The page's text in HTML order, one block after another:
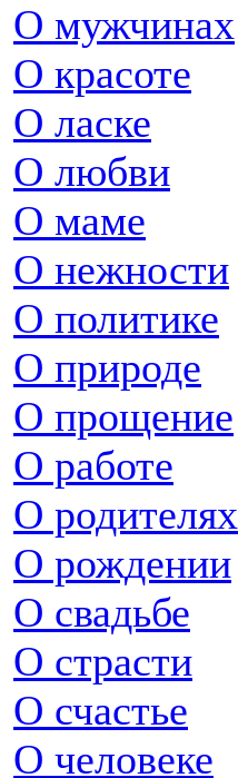
О мужчинах
О красоте
О ласке
О любви
О маме
О нежности
О политике
О природе
О прощение
О работе
О родителях
О рождении
О свадьбе
О страсти
О счастье
О человеке